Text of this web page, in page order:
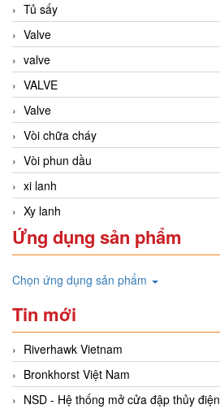
Tủ sấy
Valve
valve
VALVE
Valve
Vòi chữa cháy
Vòi phun dầu
xi lanh
Xy lanh
Ứng dụng sản phẩm
Chọn ứng dụng sản phẩm
Tin mới
Riverhawk Vietnam
Bronkhorst Việt Nam
NSD - Hệ thống mở cửa đập thủy điện